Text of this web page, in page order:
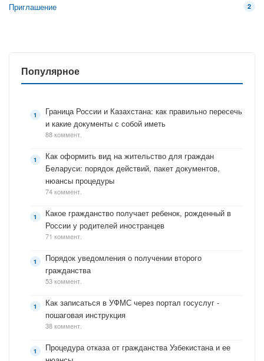
Приглашение 2
Популярное
Граница России и Казахстана: как правильно пересечь
и какие документы с собой иметь
88 коммент.
Как оформить вид на жительство для граждан
Беларуси: порядок действий, пакет документов,
нюансы процедуры
74 коммент.
Какое гражданство получает ребенок, рожденный в
России у родителей иностранцев
71 коммент.
Порядок уведомления о получении второго
гражданства
53 коммент.
Как записаться в УФМС через портал госуслуг -
пошаговая инструкция
38 коммент.
Процедура отказа от гражданства Узбекистана и ее